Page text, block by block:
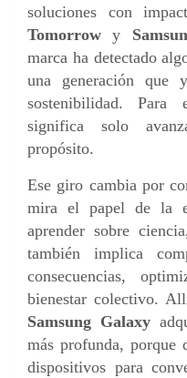
soluciones con
Tomorrow y
marca ha detectado
una generación que
sostenibilidad. Para
significa solo
propósito.
Ese giro cambia por
mira el papel de la
aprender sobre
también implica
consecuencias,
bienestar colectivo.
Samsung Galaxy
más profunda, porque
dispositivos para